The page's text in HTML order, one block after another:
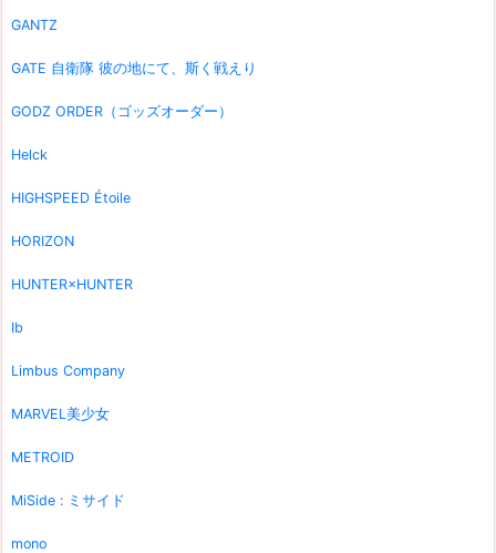
GANTZ
GATE 自衛隊 彼の地にて、斯く戦えり
GODZ ORDER（ゴッズオーダー）
Helck
HIGHSPEED Étoile
HORIZON
HUNTER×HUNTER
Ib
Limbus Company
MARVEL美少女
METROID
MiSide : ミサイド
mono